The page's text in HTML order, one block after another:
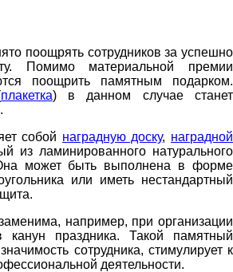
поощрять сотрудников за успешно
Помимо материальной премии
поощрить памятным подарком.
плакетка) в данном случае станет
собой наградную доску, наградной
из ламинированного натурального
может быть выполнена в форме
или иметь нестандартный
например, при организации
канун праздника. Такой памятный
сотрудника, стимулирует к
деятельности.